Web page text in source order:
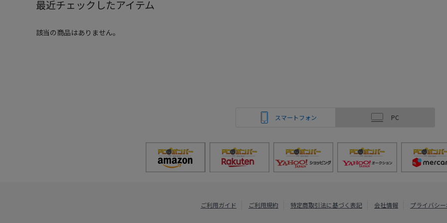
最近チェックしたアイテム
該当の商品はありません。
スマートフォン PC
ご利用ガイド ご利用規約 特定商取引法に基づく表記 会社情報 プライバシ